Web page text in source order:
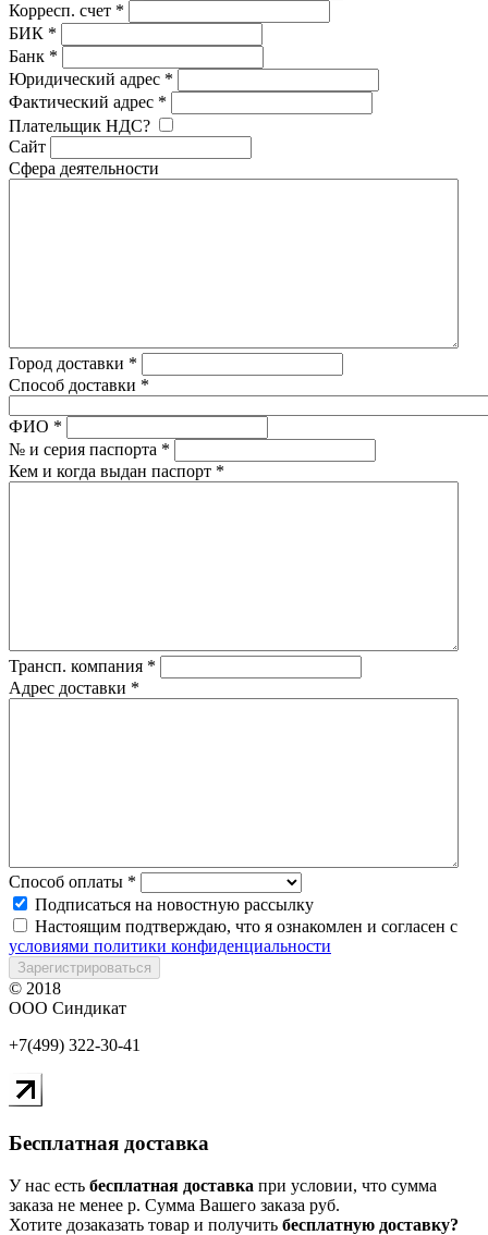
Корресп. счет *
БИК *
Банк *
Юридический адрес *
Фактический адрес *
Плательщик НДС?
Сайт
Сфера деятельности
Город доставки *
Способ доставки *
ФИО *
№ и серия паспорта *
Кем и когда выдан паспорт *
Трансп. компания *
Адрес доставки *
Способ оплаты *
Подписаться на новостную рассылку
Настоящим подтверждаю, что я ознакомлен и согласен с
условиями политики конфиденциальности
Зарегистрироваться
© 2018
ООО Синдикат
+7(499) 322-30-41
Бесплатная доставка
У нас есть бесплатная доставка при условии, что сумма
заказа не менее р. Сумма Вашего заказа руб.
Хотите дозаказать товар и получить бесплатную доставку?